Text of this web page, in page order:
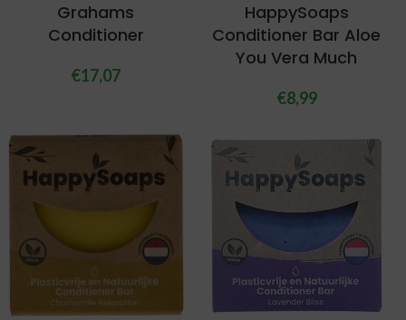
Grahams
Conditioner
€17,07
HappySoaps
Conditioner Bar Aloe
You Vera Much
€8,99